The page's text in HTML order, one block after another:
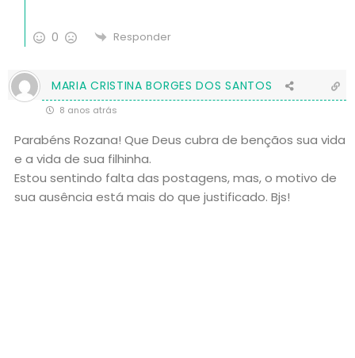
0 Responder
MARIA CRISTINA BORGES DOS SANTOS
8 anos atrás
Parabéns Rozana! Que Deus cubra de bençãos sua vida
e a vida de sua filhinha.
Estou sentindo falta das postagens, mas, o motivo de
sua ausência está mais do que justificado. Bjs!